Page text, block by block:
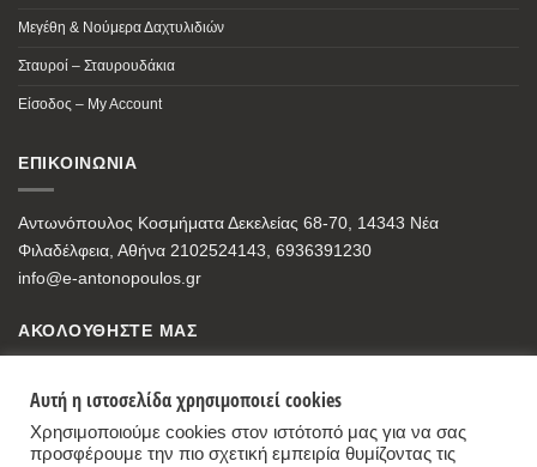
Μεγέθη & Νούμερα Δαχτυλιδιών
Σταυροί – Σταυρουδάκια
Είσοδος – My Account
ΕΠΙΚΟΙΝΩΝΙΑ
Αντωνόπουλος Κοσμήματα Δεκελείας 68-70, 14343 Νέα
Φιλαδέλφεια, Αθήνα 2102524143, 6936391230
info@e-antonopoulos.gr
ΑΚΟΛΟΥΘΗΣΤΕ ΜΑΣ
Αυτή η ιστοσελίδα χρησιμοποιεί cookies
Χρησιμοποιούμε cookies στον ιστότοπό μας για να σας
προσφέρουμε την πιο σχετική εμπειρία θυμίζοντας τις